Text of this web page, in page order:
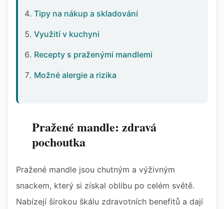
Tipy na nákup a skladování
Využití v kuchyni
Recepty s praženými mandlemi
Možné alergie a rizika
Pražené mandle: zdravá
pochoutka
Pražené mandle jsou chutným a výživným
snackem, který si získal oblibu po celém světě.
Nabízejí širokou škálu zdravotních benefitů a dají